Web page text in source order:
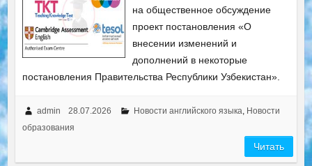
на общественное обсуждение
проект постановления «О
внесении изменений и
дополнений в некоторые
постановления Правительства Республики Узбекистан».
admin 28.07.2026 Новости английского языка, Новости
образования
Читать